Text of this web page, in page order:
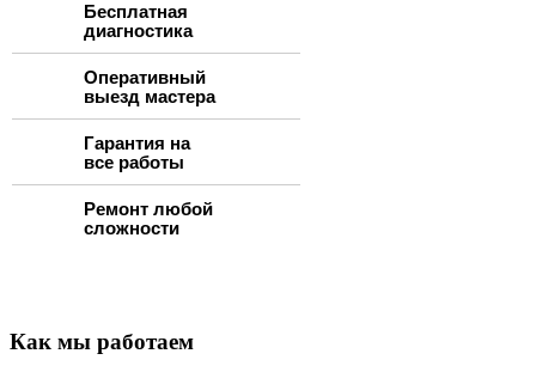
Бесплатная
диагностика
Оперативный
выезд мастера
Гарантия на
все работы
Ремонт любой
сложности
Как мы работаем